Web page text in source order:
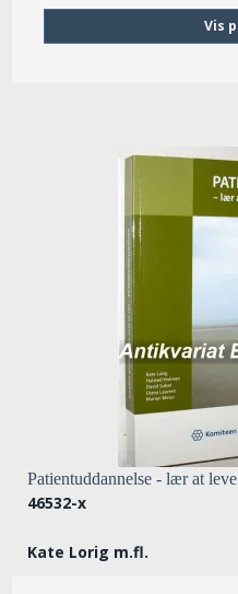
Vis
Patientuddannelse - lær at
46532-x
Kate Lorig m.fl.